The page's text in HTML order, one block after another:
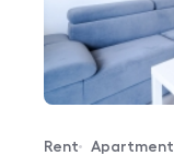
Rent Apartment